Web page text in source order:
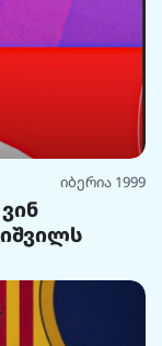
იბერია 1999